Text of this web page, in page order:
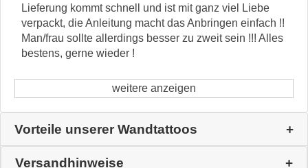
Lieferung kommt schnell und ist mit ganz viel Liebe
verpackt, die Anleitung macht das Anbringen einfach !!
Man/frau sollte allerdings besser zu zweit sein !!! Alles
bestens, gerne wieder !
weitere anzeigen
Vorteile unserer Wandtattoos
Versandhinweise